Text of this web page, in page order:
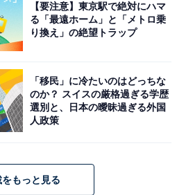
【要注意】東京駅で絶対にハマ
る「最遠ホーム」と「メトロ乗
り換え」の絶望トラップ
「移民」に冷たいのはどっちな
のか？ スイスの厳格過ぎる学歴
選別と、日本の曖昧過ぎる外国
人政策
もっと見る